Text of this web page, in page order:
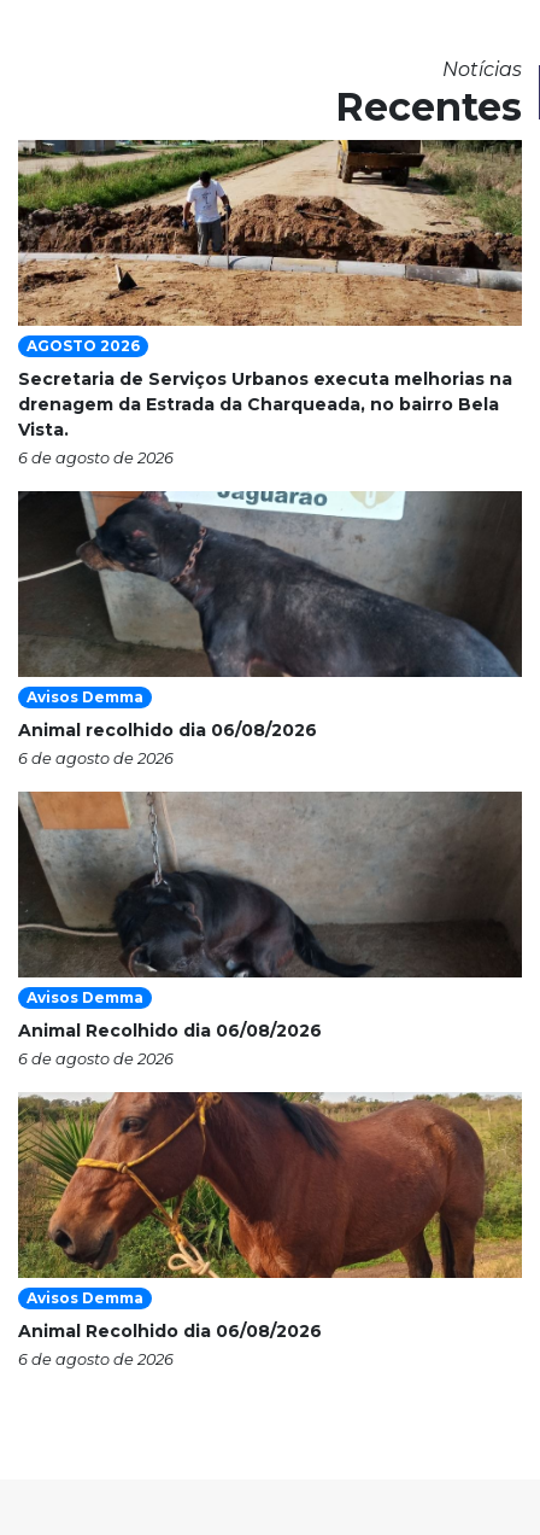
Notícias
Recentes
AGOSTO 2026
Secretaria de Serviços Urbanos executa melhorias na
drenagem da Estrada da Charqueada, no bairro Bela
Vista.
6 de agosto de 2026
Avisos Demma
Animal recolhido dia 06/08/2026
6 de agosto de 2026
Avisos Demma
Animal Recolhido dia 06/08/2026
6 de agosto de 2026
Avisos Demma
Animal Recolhido dia 06/08/2026
6 de agosto de 2026